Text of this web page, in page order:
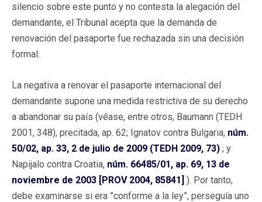
silencio sobre este punto y no contesta la alegación del
demandante, el Tribunal acepta que la demanda de
renovación del pasaporte fue rechazada sin una decisión
formal.
La negativa a renovar el pasaporte internacional del
demandante supone una medida restrictiva de su derecho
a abandonar su país (véase, entre otros, Baumann (TEDH
2001, 348), precitada, ap. 62; Ignatov contra Bulgaria, núm.
50/02, ap. 33, 2 de julio de 2009 (TEDH 2009, 73) ; y
Napijalo contra Croatia, núm. 66485/01, ap. 69, 13 de
noviembre de 2003 [PROV 2004, 85841] ). Por tanto,
debe examinarse si era ”conforme a la ley”, perseguía uno